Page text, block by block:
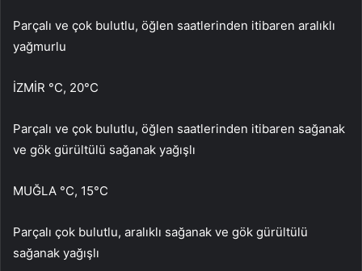
Parçalı ve çok bulutlu, öğlen saatlerinden itibaren aralıklı
yağmurlu
İZMİR °C, 20°C
Parçalı ve çok bulutlu, öğlen saatlerinden itibaren sağanak
ve gök gürültülü sağanak yağışlı
MUĞLA °C, 15°C
Parçalı çok bulutlu, aralıklı sağanak ve gök gürültülü
sağanak yağışlı